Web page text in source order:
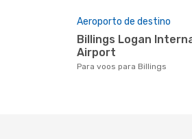
Aeroporto de destino
Billings Logan International
Airport
Para voos para Billings